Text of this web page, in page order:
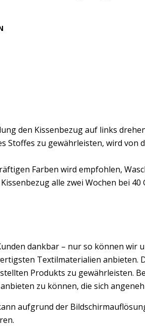
den Kissenbezug auf links
Stoffes zu gewährleisten, wird
Farben wird empfohlen,
alle zwei Wochen bei
dankbar – nur so können wir
Textilmaterialien anbieten.
Produkts zu gewährleisten.
zu können, die sich
aufgrund der